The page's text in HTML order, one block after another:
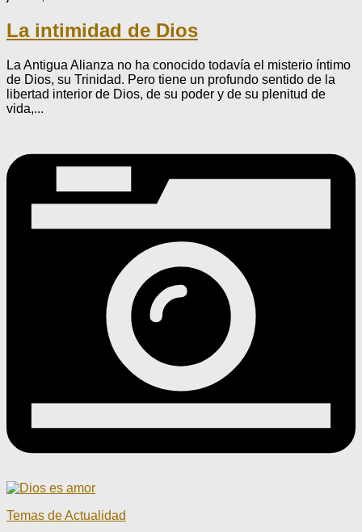
La intimidad de Dios
La Antigua Alianza no ha conocido todavía el misterio íntimo
de Dios, su Trinidad. Pero tiene un profundo sentido de la
libertad interior de Dios, de su poder y de su plenitud de
vida,...
Temas de Actualidad